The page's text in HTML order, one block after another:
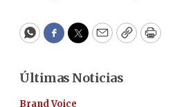
WhatsApp
Facebook
Twitter
EmailCopyPrint
Últimas Noticias
Brand Voice